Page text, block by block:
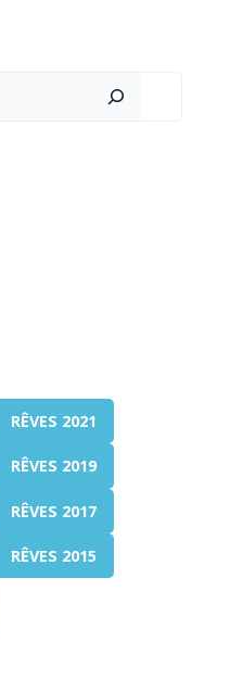
RÊVES 2021
RÊVES 2019
RÊVES 2017
RÊVES 2015